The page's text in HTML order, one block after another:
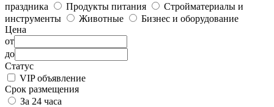
праздника
Продукты питания
Стройматериалы и
инструменты
Животные
Бизнес и оборудование
Цена
от
до
Статус
VIP объявление
Срок размещения
За 24 часа